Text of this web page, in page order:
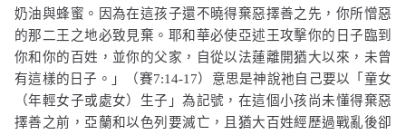
奶油與蜂蜜。因為在這孩子還不曉得棄惡擇善之先，你所憎惡
的那二王之地必致見棄。耶和華必使亞述王攻擊你的日子臨到
你和你的百姓，並你的父家，自從以法蓮離開猶大以來，未曾
有這樣的日子。」
（賽7:14-17）意思是神說祂自己要以「童女
（年輕女子或處女）生子」為記號，在這個小孩尚未懂得棄惡
擇善之前，亞蘭和以色列要滅亡，且猶大百姓經歷過戰亂後卻